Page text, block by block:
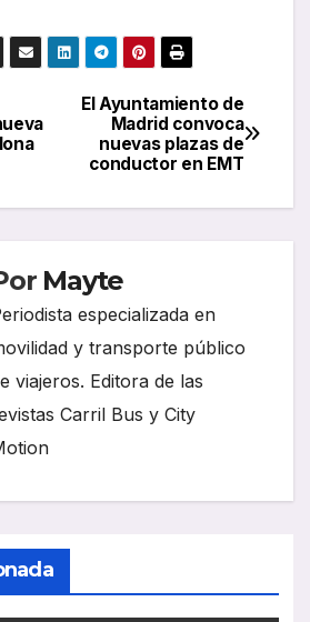
El Ayuntamiento de
Madrid convoca
nuevas plazas de
conductor en EMT
Mayte
especializada en
y transporte público
viajeros. Editora de las
Carril Bus y City